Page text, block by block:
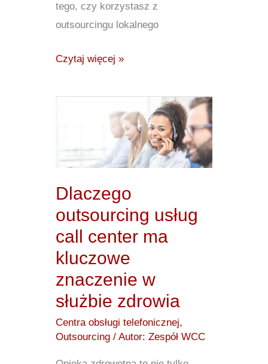
tego, czy korzystasz z
outsourcingu lokalnego
Czytaj więcej »
Dlaczego
outsourcing usług
call center ma
kluczowe
znaczenie w
służbie zdrowia
Centra obsługi telefonicznej,
Outsourcing / Autor:Zespół WCC
call
ma
kluczowe
znaczenie
w
zdrowia